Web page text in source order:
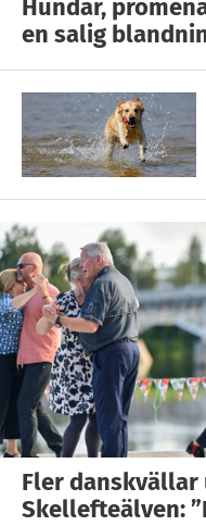
Hundar,
en salig
Fler
Skellefteälven: